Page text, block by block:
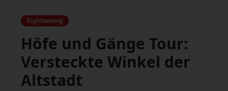
Sightseeing
Höfe und Gänge Tour:
Versteckte Winkel der
Altstadt